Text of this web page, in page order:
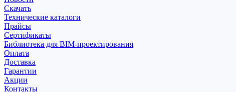
Скачать
Технические каталоги
Прайсы
Сертификаты
Библиотека для BIM-проектирования
Оплата
Доставка
Гарантии
Акции
Контакты